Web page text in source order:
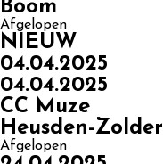
Boom
Afgelopen
NIEUW
04.04.2025
04.04.2025
CC Muze
Heusden-Zolder
Afgelopen